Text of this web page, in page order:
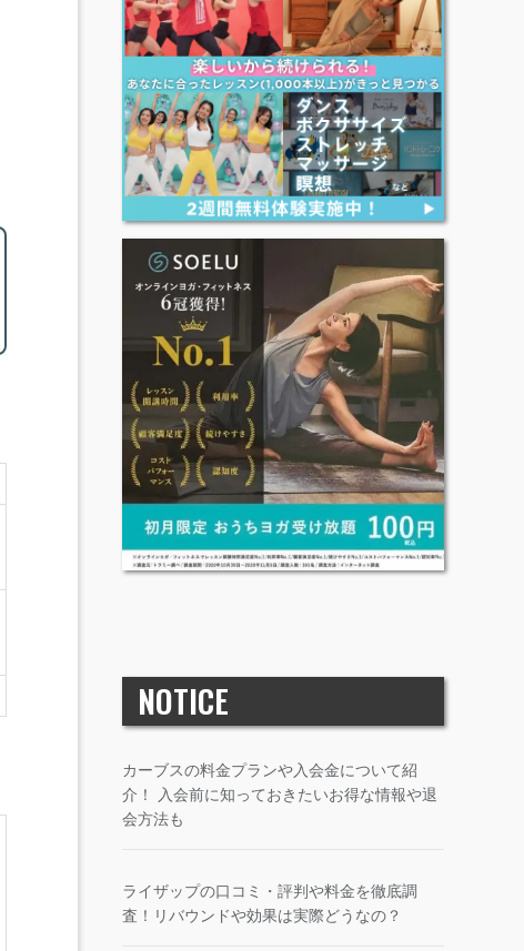
NOTICE
カーブスの料金プランや入会金について紹
介！ 入会前に知っておきたいお得な情報や退
会方法も
ライザップの口コミ・評判や料金を徹底調
査！リバウンドや効果は実際どうなの？